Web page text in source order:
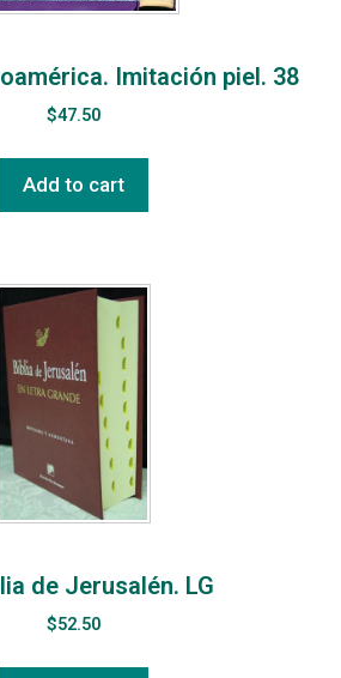
Imitación piel. 38
$47.50
Add to cart
de Jerusalén. LG
$52.50